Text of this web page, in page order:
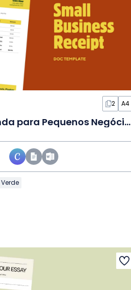
2 A4
Recibo de Venda para Pequenos Negócios em Documento
Verde